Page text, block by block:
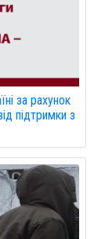
за рахунок
підтримки з